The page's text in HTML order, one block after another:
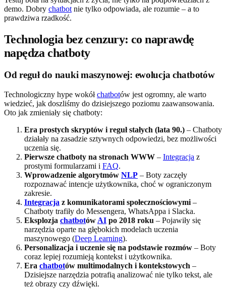
demo. Dobry chatbot nie tylko odpowiada, ale rozumie – a to
prawdziwa rzadkość.
Technologia bez cenzury: co naprawdę
napędza chatboty
Od reguł do nauki maszynowej: ewolucja chatbotów
Technologiczny hype wokółchatbotów jest ogromny, ale warto
wiedzieć, jak doszliśmy do dzisiejszego poziomu zaawansowania.
Oto jak zmieniały się chatboty:
Era prostych skryptów i reguł stałych (lata 90.) – Chatboty
działały na zasadzie sztywnych odpowiedzi, bez możliwości
uczenia się.
Pierwsze chatboty na stronach WWW – Integracja z
prostymi formularzami i FAQ.
Wprowadzenie algorytmów NLP – Boty zaczęły
rozpoznawać intencje użytkownika, choć w ograniczonym
zakresie.
Integracja z komunikatorami społecznościowymi –
Chatboty trafiły do Messengera, WhatsAppa i Slacka.
Eksplozja chatbotów AI po 2018 roku – Pojawiły się
narzędzia oparte na głębokich modelach uczenia
maszynowego (Deep Learning).
Personalizacja i uczenie się na podstawie rozmów – Boty
coraz lepiej rozumieją kontekst i użytkownika.
Era chatbotów multimodalnych i kontekstowych –
Dzisiejsze narzędzia potrafią analizować nie tylko tekst, ale
też obrazy czy dźwięki.